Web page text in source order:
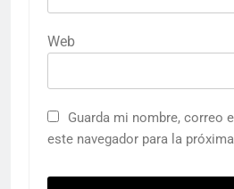
Web
Guarda mi nombre, correo
este navegador para la